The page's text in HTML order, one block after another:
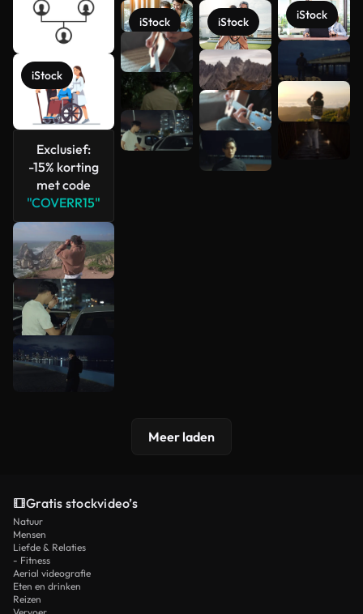
iStock
Exclusief:
-15% korting
met code
"COVERR15"
iStock iStock
iStock
Meer
bekijken
Meer laden
Gratis stockvideo’s
Natuur
Mensen
Liefde & Relaties
- Fitness
Aerial videografie
Eten en drinken
Reizen